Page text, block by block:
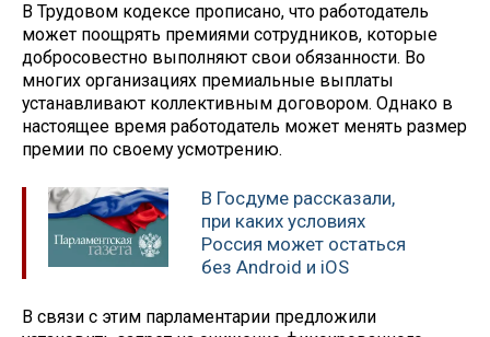
В Трудовом кодексе прописано, что работодатель
может поощрять премиями сотрудников, которые
добросовестно выполняют свои обязанности. Во
многих организациях премиальные выплаты
устанавливают коллективным договором. Однако в
настоящее время работодатель может менять размер
премии по своему усмотрению.
В Госдуме рассказали,
при каких условиях
Россия может остаться
без Android и iOS
В связи с этим парламентарии предложили